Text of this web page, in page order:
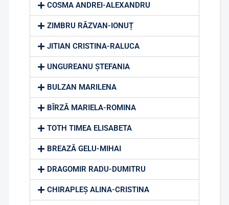
COSMA ANDREI-ALEXANDRU
ZIMBRU RĂZVAN-IONUȚ
JITIAN CRISTINA-RALUCA
UNGUREANU ȘTEFANIA
BULZAN MARILENA
BÎRZĂ MARIELA-ROMINA
TOTH TIMEA ELISABETA
BREAZĂ GELU-MIHAI
DRAGOMIR RADU-DUMITRU
CHIRAPLEȘ ALINA-CRISTINA